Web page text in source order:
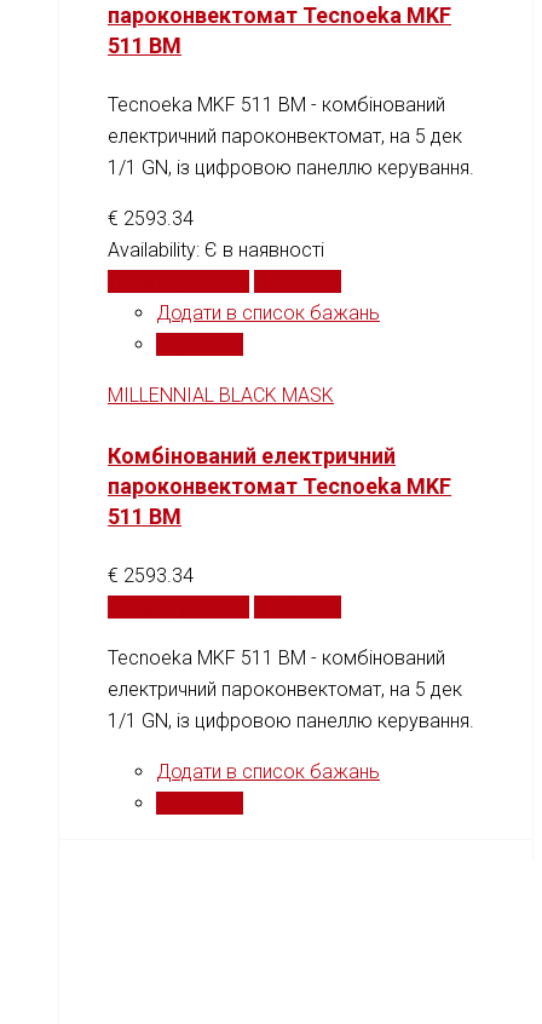
пароконвектомат Tecnoeka MKF
511 BM
Tecnoeka MKF 511 BM - комбінований
електричний пароконвектомат, на 5 дек
1/1 GN, із цифровою панеллю керування.
€ 2593.34
Availability: Є в наявності
Додати в список бажань
MILLENNIAL BLACK MASK
Комбінований електричний
пароконвектомат Tecnoeka MKF
511 BM
€ 2593.34
Tecnoeka MKF 511 BM - комбінований
електричний пароконвектомат, на 5 дек
1/1 GN, із цифровою панеллю керування.
Додати в список бажань